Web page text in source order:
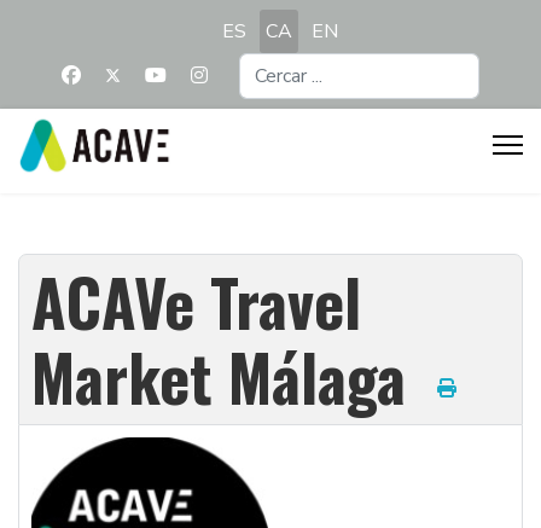
Seleccioni el seu idioma
ES CA EN
...
ACAVe Travel
Market Málaga